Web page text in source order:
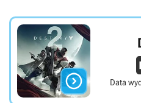
 Data